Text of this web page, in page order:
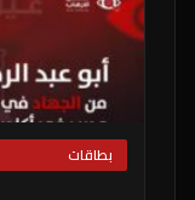
بطاقات